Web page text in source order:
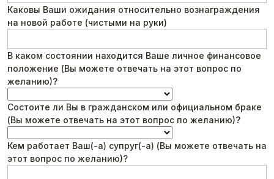
Каковы Ваши ожидания относительно вознаграждения
на новой работе (чистыми на руки)
В каком состоянии находится Ваше личное финансовое
положение (Вы можете отвечать на этот вопрос по
желанию)?
Состоите ли Вы в гражданском или официальном браке
(Вы можете отвечать на этот вопрос по желанию)?
Кем работает Ваш(-а) супруг(-а) (Вы можете отвечать на
этот вопрос по желанию)?